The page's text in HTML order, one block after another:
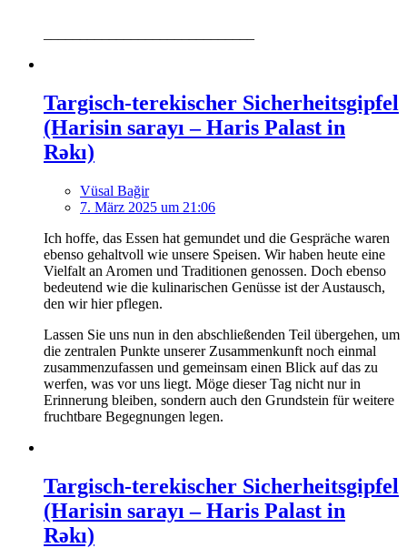
Targisch-terekischer Sicherheitsgipfel
(Harisin sarayı – Haris Palast in
Rəkı)
Vüsal Bağir
7. März 2025 um 21:06
Ich hoffe, das Essen hat gemundet und die Gespräche waren
ebenso gehaltvoll wie unsere Speisen. Wir haben heute eine
Vielfalt an Aromen und Traditionen genossen. Doch ebenso
bedeutend wie die kulinarischen Genüsse ist der Austausch,
den wir hier pflegen.
Lassen Sie uns nun in den abschließenden Teil übergehen, um
die zentralen Punkte unserer Zusammenkunft noch einmal
zusammenzufassen und gemeinsam einen Blick auf das zu
werfen, was vor uns liegt. Möge dieser Tag nicht nur in
Erinnerung bleiben, sondern auch den Grundstein für weitere
fruchtbare Begegnungen legen.
Targisch-terekischer Sicherheitsgipfel
(Harisin sarayı – Haris Palast in
Rəkı)